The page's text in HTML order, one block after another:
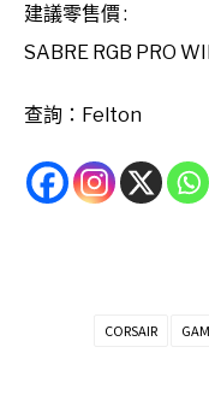
建議零售價 :
SABRE RGB PRO
查詢：Felton
CORSAIR